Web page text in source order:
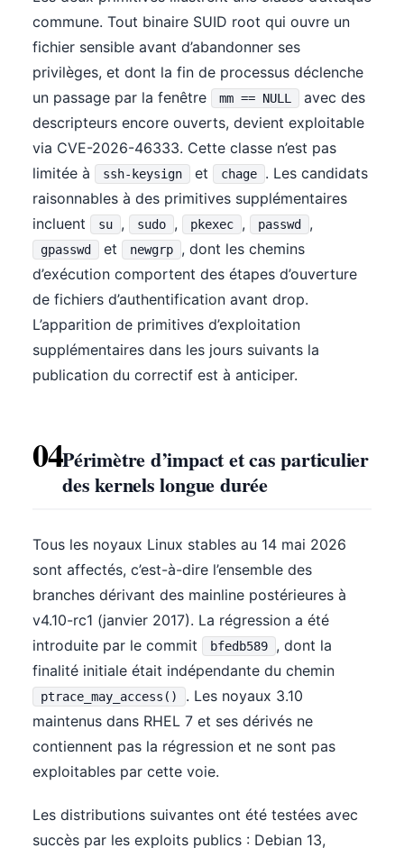
commune. Tout binaire SUID root qui ouvre un
fichier sensible avant d’abandonner ses
privilèges, et dont la fin de processus déclenche
un passage par la fenêtre
mm == NULL
avec des
descripteurs encore ouverts, devient exploitable
via CVE-2026-46333. Cette classe n’est pas
limitée à
ssh-keysign et chage
. Les candidats
raisonnables à des primitives supplémentaires
incluent
su , sudo , pkexec , passwd ,
gpasswd et newgrp
, dont les chemins
d’exécution comportent des étapes d’ouverture
de fichiers d’authentification avant drop.
L’apparition de primitives d’exploitation
supplémentaires dans les jours suivants la
publication du correctif est à anticiper.
04Périmètre d’impact et cas particulier
des kernels longue durée
Tous les noyaux Linux stables au 14 mai 2026
sont affectés, c’est-à-dire l’ensemble des
branches dérivant des mainline postérieures à
v4.10-rc1 (janvier 2017). La régression a été
introduite par le commit
bfedb589
, dont la
finalité initiale était indépendante du chemin
ptrace_may_access()
. Les noyaux 3.10
maintenus dans RHEL 7 et ses dérivés ne
contiennent pas la régression et ne sont pas
exploitables par cette voie.
Les distributions suivantes ont été testées avec
succès par les exploits publics : Debian 13,